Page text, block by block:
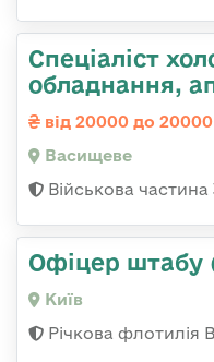
Спеціаліст
обладнання,
від 20000 до
Васищеве
Військова
Офіцер штабу
Київ
Річкова флотилія